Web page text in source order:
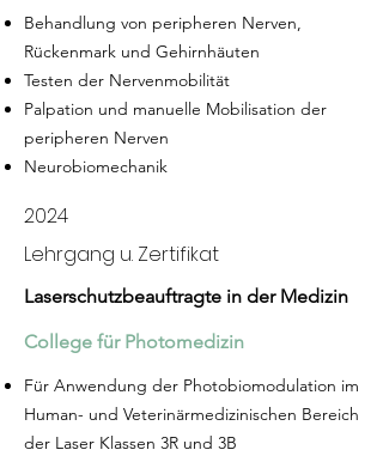
Behandlung von peripheren Nerven,
Rückenmark und Gehirnhäuten
Testen der Nervenmobilität
Palpation und manuelle Mobilisation der
peripheren Nerven
Neurobiomechanik
2024
Lehrgang u. Zertifikat
Laserschutzbeauftragte in der Medizin
College für Photomedizin
Für Anwendung der Photobiomodulation im
Human- und Veterinärmedizinischen Bereich
der Laser Klassen 3R und 3B